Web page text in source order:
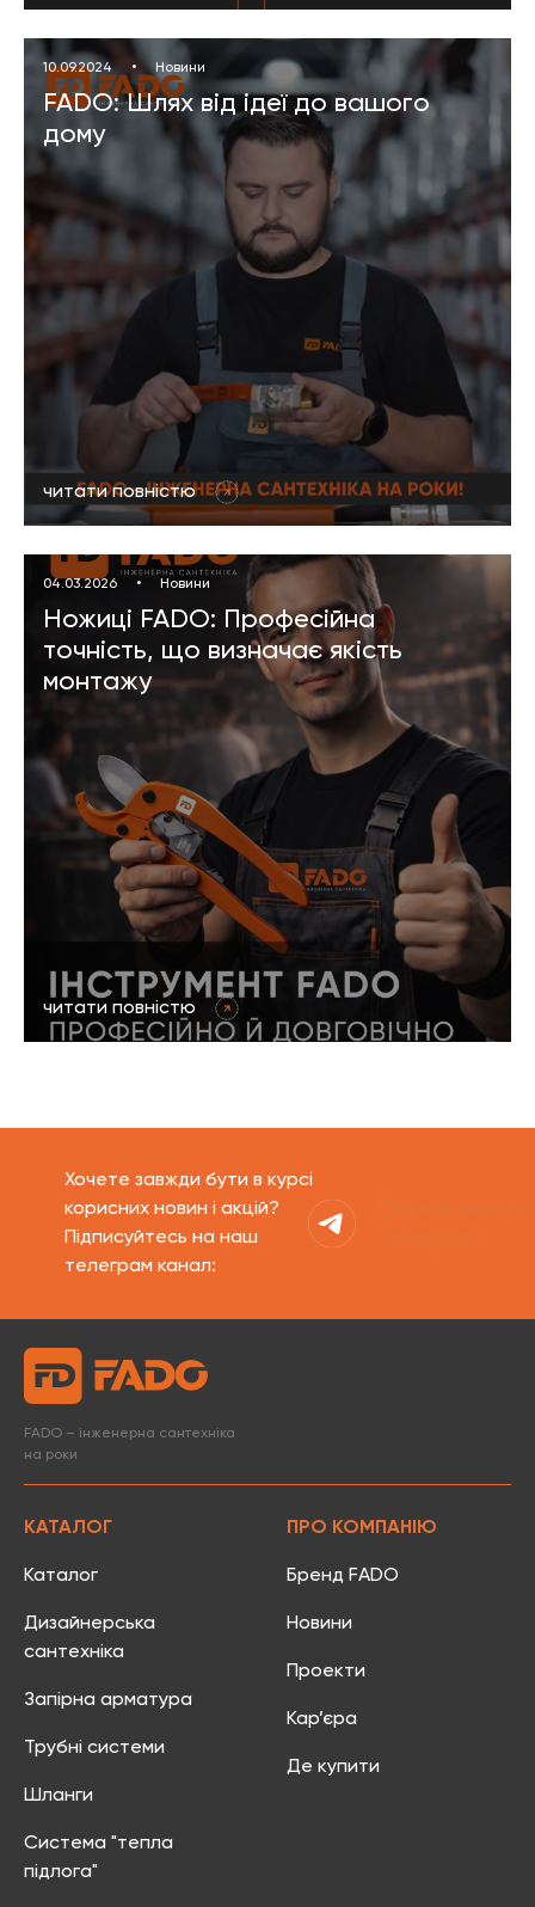
10.09.2024 • Новини
FADO: Шлях від ідеї до вашого
дому
читати повністю
04.03.2026 • Новини
Ножиці FADO: Професійна
точність, що визначає якість
монтажу
читати повністю
Хочете завжди бути в курсі
корисних новин і акцій?
Підписуйтесь на наш
телеграм канал:
FADO – інженерна сантехніка
на роки
КАТАЛОГ
Каталог
Дизайнерська
сантехніка
Запірна арматура
Трубні системи
Шланги
Система "тепла
підлога"
ПРО КОМПАНІЮ
Бренд FADO
Новини
Проекти
Кар’єра
Де купити